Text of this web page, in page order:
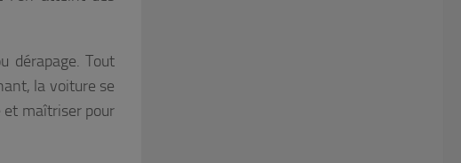
dérapage. Tout
la voiture se
et maîtriser pour